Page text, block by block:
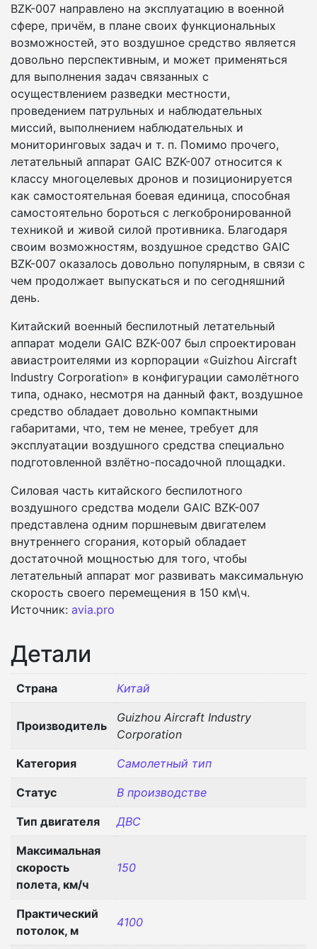
BZK-007 направлено на эксплуатацию в военной
сфере, причём, в плане своих функциональных
возможностей, это воздушное средство является
довольно перспективным, и может применяться
для выполнения задач связанных с
осуществлением разведки местности,
проведением патрульных и наблюдательных
миссий, выполнением наблюдательных и
мониторинговых задач и т. п. Помимо прочего,
летательный аппарат GAIC BZK-007 относится к
классу многоцелевых дронов и позиционируется
как самостоятельная боевая единица, способная
самостоятельно бороться с легкобронированной
техникой и живой силой противника. Благодаря
своим возможностям, воздушное средство GAIC
BZK-007 оказалось довольно популярным, в связи с
чем продолжает выпускаться и по сегодняшний
день.
Китайский военный беспилотный летательный
аппарат модели GAIC BZK-007 был спроектирован
авиастроителями из корпорации «Guizhou Aircraft
Industry Corporation» в конфигурации самолётного
типа, однако, несмотря на данный факт, воздушное
средство обладает довольно компактными
габаритами, что, тем не менее, требует для
эксплуатации воздушного средства специально
подготовленной взлётно-посадочной площадки.
Силовая часть китайского беспилотного
воздушного средства модели GAIC BZK-007
представлена одним поршневым двигателем
внутреннего сгорания, который обладает
достаточной мощностью для того, чтобы
летательный аппарат мог развивать максимальную
скорость своего перемещения в 150 км\ч.
Источник: avia.pro
Детали
Страна Китай
Производитель
Guizhou Aircraft Industry
Corporation
Категория Самолетный тип
Статус В производстве
Тип двигателя ДВС
Максимальная
скорость
полета, км/ч
150
Практический
потолок, м
4100